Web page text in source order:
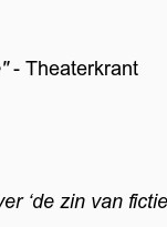
- Theaterkrant
‘de zin van